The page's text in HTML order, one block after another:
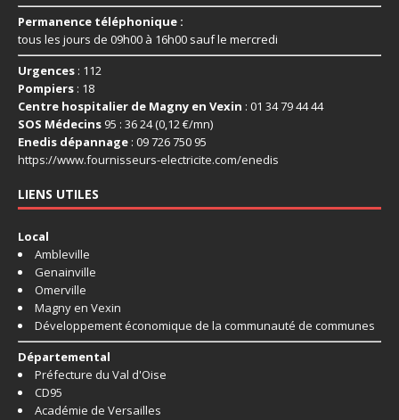
Permanence téléphonique :
tous les jours de 09h00 à 16h00 sauf le mercredi
Urgences : 112
Pompiers : 18
Centre hospitalier de Magny en Vexin : 01 34 79 44 44
SOS Médecins 95 : 36 24 (0,12 €/mn)
Enedis dépannage : 09 726 750 95
https://www.fournisseurs-electricite.com/enedis
LIENS UTILES
Local
Ambleville
Genainville
Omerville
Magny en Vexin
Développement économique de la communauté de communes
Départemental
Préfecture du Val d'Oise
CD95
Académie de Versailles